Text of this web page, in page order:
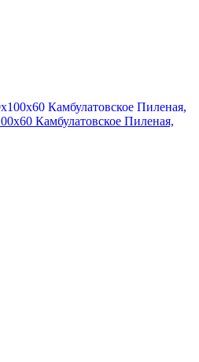
Камбулатовское Пиленая,